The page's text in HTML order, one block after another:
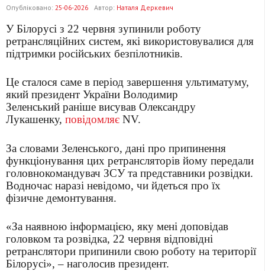
Опубліковано: 25-06-2026 Автор: Наталя Деркевич
У Білорусі з 22 червня зупинили роботу
ретрансляційних систем, які використовувалися для
підтримки російських безпілотників.
Це сталося саме в період завершення ультиматуму,
який президент України Володимир
Зеленський раніше висував Олександру
Лукашенку, повідомляє NV.
За словами Зеленського, дані про припинення
функціонування цих ретрансляторів йому передали
головнокомандувач ЗСУ та представники розвідки.
Водночас наразі невідомо, чи йдеться про їх
фізичне демонтування.
«За наявною інформацією, яку мені доповідав
головком та розвідка, 22 червня відповідні
ретранслятори припинили свою роботу на території
Білорусі», – наголосив президент.